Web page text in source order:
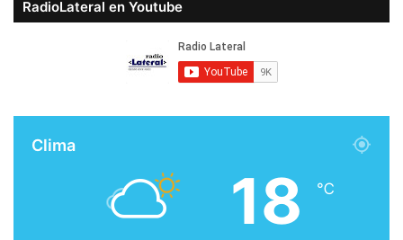
RadioLateral en Youtube
Clima
18 ℃